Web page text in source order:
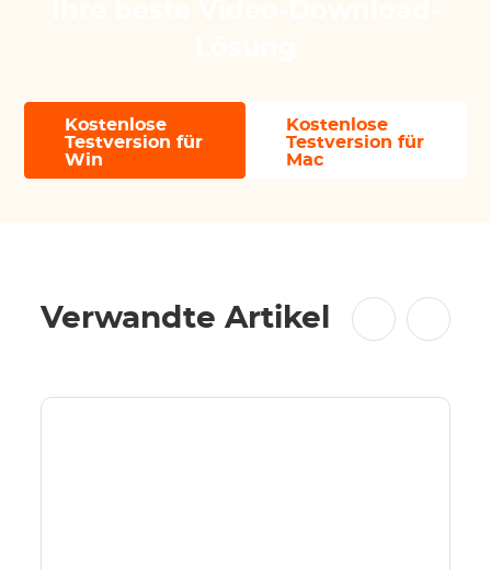
Kostenlose
Testversion für
Win
Kostenlose
Testversion für
Mac
Verwandte Artikel